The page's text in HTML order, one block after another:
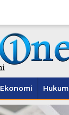
Ekonomi Hukum